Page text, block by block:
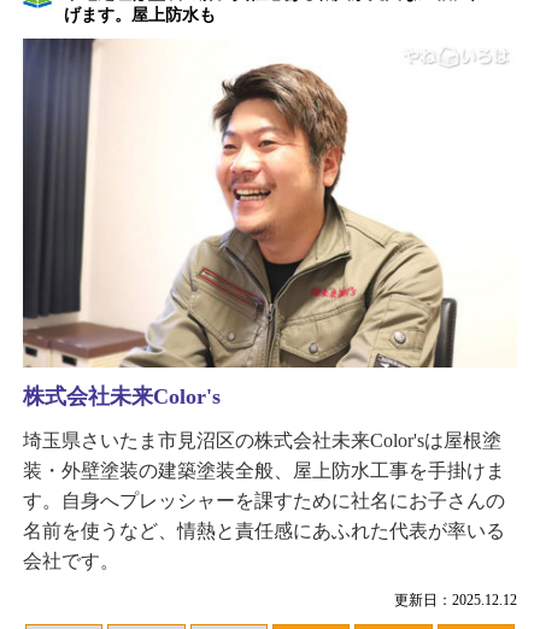
げます。屋上防水も
更新日：2025.12.12
株式会社未来Color's
埼玉県さいたま市見沼区の株式会社未来Color'sは屋根塗
装・外壁塗装の建築塗装全般、屋上防水工事を手掛けま
す。自身へプレッシャーを課すために社名にお子さんの
名前を使うなど、情熱と責任感にあふれた代表が率いる
会社です。